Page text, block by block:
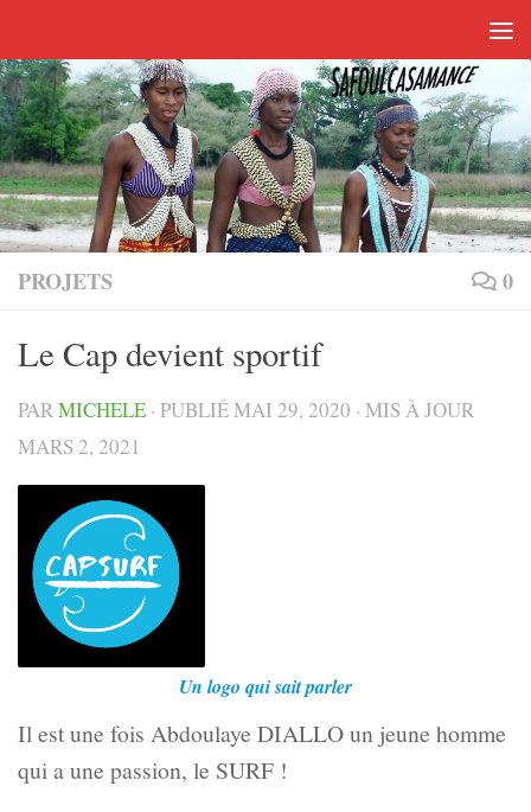
PROJETS 0
Le Cap devient sportif
PARMICHELE · PUBLIÉMAI 29, 2020 · MIS À JOUR
MARS 2, 2021
Un logo qui sait parler
Il est une fois Abdoulaye DIALLO un jeune homme
qui a une passion, le SURF !